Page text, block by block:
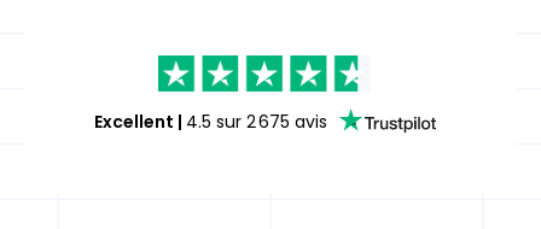
Excellent | 4.5 sur 2 675 avis